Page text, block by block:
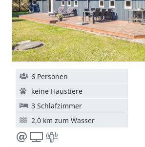
6 Personen
keine Haustiere
3 Schlafzimmer
2,0 km zum Wasser